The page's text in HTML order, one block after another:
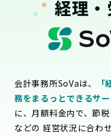
経理
会計事務所SoVaは、
務をまるっとできるサー
に、月額料金内で、節
などの 経営状況に合わ